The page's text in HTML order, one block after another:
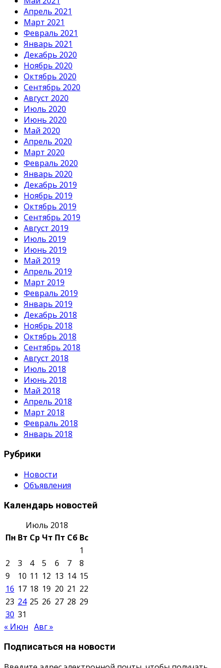
Апрель 2021
Март 2021
Февраль 2021
Январь 2021
Декабрь 2020
Ноябрь 2020
Октябрь 2020
Сентябрь 2020
Август 2020
Июль 2020
Июнь 2020
Май 2020
Апрель 2020
Март 2020
Февраль 2020
Январь 2020
Декабрь 2019
Ноябрь 2019
Октябрь 2019
Сентябрь 2019
Август 2019
Июль 2019
Июнь 2019
Май 2019
Апрель 2019
Март 2019
Февраль 2019
Январь 2019
Декабрь 2018
Ноябрь 2018
Октябрь 2018
Сентябрь 2018
Август 2018
Июль 2018
Июнь 2018
Май 2018
Апрель 2018
Март 2018
Февраль 2018
Январь 2018
Рубрики
Новости
Объявления
Календарь новостей
Июль 2018
Пн Вт Ср Чт Пт Сб Вс
1
2
3 4 5 6 7
8
9
10 11 12 13 14 15
16 17 18 19 20 21 22
23 24 25 26 27 28 29
30 31
« Июн Авг »
Подписаться на новости